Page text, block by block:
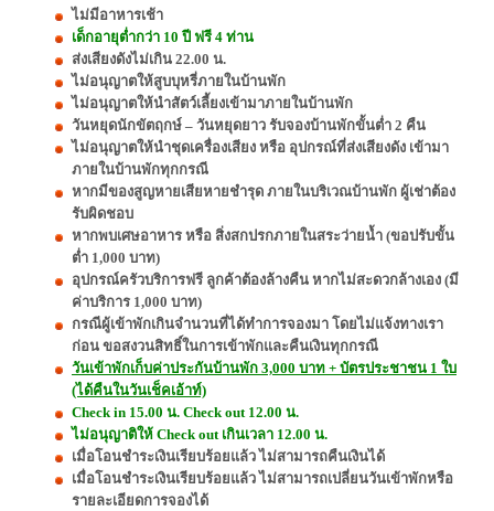
ไม่มีอาหารเช้า
เด็กอายุต่ำกว่า 10 ปี ฟรี 4 ท่าน
ส่งเสียงดังไม่เกิน 22.00 น.
ไม่อนุญาตให้สูบบุหรี่ภายในบ้านพัก
ไม่อนุญาตให้นำสัตว์เลี้ยงเข้ามาภายในบ้านพัก
วันหยุดนักขัตฤกษ์ – วันหยุดยาว รับจองบ้านพักขั้นต่ำ 2 คืน
ไม่อนุญาตให้นำชุดเครื่องเสียง หรือ อุปกรณ์ที่ส่งเสียงดัง เข้ามา
ภายในบ้านพักทุกกรณี
หากมีของสูญหายเสียหายชำรุด ภายในบริเวณบ้านพัก ผู้เช่าต้อง
รับผิดชอบ
หากพบเศษอาหาร หรือ สิ่งสกปรกภายในสระว่ายน้ำ (ขอปรับขั้น
ต่ำ 1,000 บาท)
อุปกรณ์ครัวบริการฟรี ลูกค้าต้องล้างคืน หากไม่สะดวกล้างเอง (มี
ค่าบริการ 1,000 บาท)
กรณีผู้เข้าพักเกินจำนวนที่ได้ทำการจองมา โดยไม่แจ้งทางเรา
ก่อน ขอสงวนสิทธิ์ในการเข้าพักและคืนเงินทุกกรณี
วันเข้าพักเก็บค่าประกันบ้านพัก 3,000 บาท + บัตรประชาชน 1 ใบ
(ได้คืนในวันเช็คเอ้าท์)
Check in 15.00 น. Check out 12.00 น.
ไม่อนุญาติให้ Check out เกินเวลา 12.00 น.
เมื่อโอนชำระเงินเรียบร้อยแล้ว ไม่สามารถคืนเงินได้
เมื่อโอนชำระเงินเรียบร้อยแล้ว ไม่สามารถเปลี่ยนวันเข้าพักหรือ
รายละเอียดการจองได้